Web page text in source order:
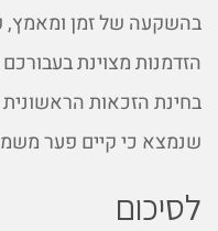
בהשקעה של זמן ומאמץ,
הזדמנות מצוינת
בחינת הזכאות
שנמצא כי קיים פער
לסיכום